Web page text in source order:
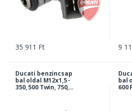
35 911 Ft 9
Ducati benzincsap
bal oldal M12x1,5 -
350, 500 Twin, 750,
bal
600